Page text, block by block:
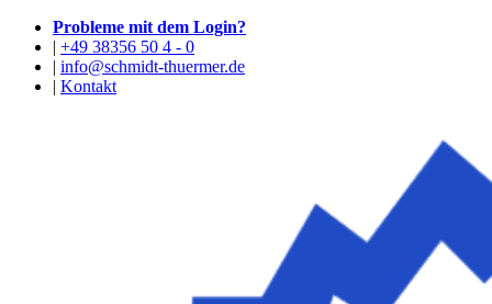
Probleme mit dem Login?
| +49 38356 50 4 - 0
| info@schmidt-thuermer.de
| Kontakt